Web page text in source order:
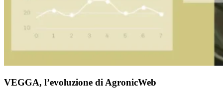
VEGGA, l’evoluzione di AgronicWeb